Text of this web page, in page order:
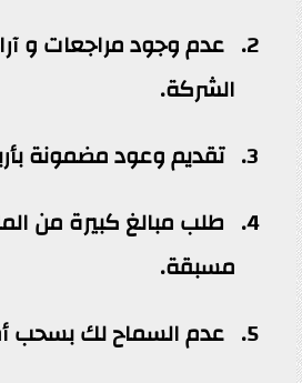
عدم وجود مراجعات و
الشركة.
تقديم وعود مضمونة
طلب مبالغ كبيرة من
مسبقة.
عدم السماح لك بسحب